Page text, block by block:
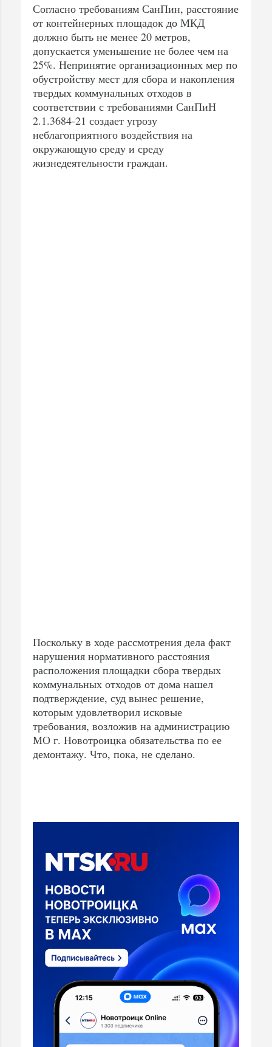
Согласно требованиям СанПин, расстояние
от контейнерных площадок до МКД
должно быть не менее 20 метров,
допускается уменьшение не более чем на
25%. Непринятие организационных мер по
обустройству мест для сбора и накопления
твердых коммунальных отходов в
соответствии с требованиями СанПиН
2.1.3684-21 создает угрозу
неблагоприятного воздействия на
окружающую среду и среду
жизнедеятельности граждан.
Поскольку в ходе рассмотрения дела факт
нарушения нормативного расстояния
расположения площадки сбора твердых
коммунальных отходов от дома нашел
подтверждение, суд вынес решение,
которым удовлетворил исковые
требования, возложив на администрацию
МО г. Новотроицка обязательства по ее
демонтажу. Что, пока, не сделано.